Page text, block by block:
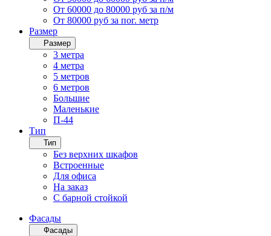
От 60000 до 80000 руб за п/м
От 80000 руб за пог. метр
Размер
Размер
3 метра
4 метра
5 метров
6 метров
Большие
Маленькие
П-44
Тип
Тип
Без верхних шкафов
Встроенные
Для офиса
На заказ
С барной стойкой
Фасады
Фасады